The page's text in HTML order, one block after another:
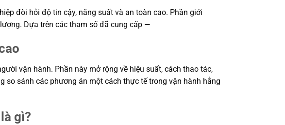
đòi hỏi độ tin cậy, năng suất và an toàn cao. Phần giới
Dựa trên các tham số đã cung cấp —
vận hành. Phần này mở rộng về hiệu suất, cách thao tác,
so sánh các phương án một cách thực tế trong vận hành hằng
gì?